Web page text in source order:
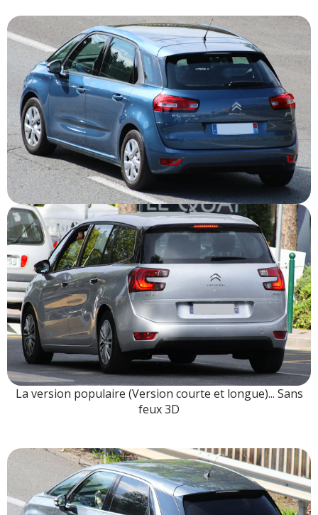
La version populaire (Version courte et longue)... Sans
feux 3D